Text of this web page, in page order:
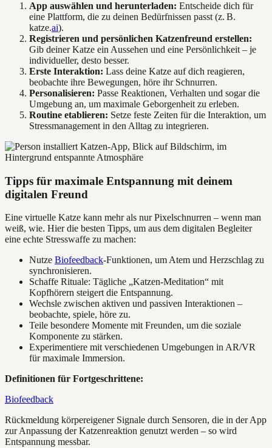
App auswählen und herunterladen: Entscheide dich für
eine Plattform, die zu deinen Bedürfnissen passt (z. B.
katze.ai).
Registrieren und persönlichen Katzenfreund erstellen:
Gib deiner Katze ein Aussehen und eine Persönlichkeit – je
individueller, desto besser.
Erste Interaktion: Lass deine Katze auf dich reagieren,
beobachte ihre Bewegungen, höre ihr Schnurren.
Personalisieren: Passe Reaktionen, Verhalten und sogar die
Umgebung an, um maximale Geborgenheit zu erleben.
Routine etablieren: Setze feste Zeiten für die Interaktion, um
Stressmanagement in den Alltag zu integrieren.
Tipps für maximale Entspannung mit deinem
digitalen Freund
Eine virtuelle Katze kann mehr als nur Pixelschnurren – wenn man
weiß, wie. Hier die besten Tipps, um aus dem digitalen Begleiter
eine echte Stresswaffe zu machen:
Nutze Biofeedback-Funktionen, um Atem und Herzschlag zu
synchronisieren.
Schaffe Rituale: Tägliche „Katzen-Meditation“ mit
Kopfhörern steigert die Entspannung.
Wechsle zwischen aktiven und passiven Interaktionen –
beobachte, spiele, höre zu.
Teile besondere Momente mit Freunden, um die soziale
Komponente zu stärken.
Experimentiere mit verschiedenen Umgebungen in AR/VR
für maximale Immersion.
Definitionen für Fortgeschrittene:
Biofeedback
Rückmeldung körpereigener Signale durch Sensoren, die in der App
zur Anpassung der Katzenreaktion genutzt werden – so wird
Entspannung messbar.